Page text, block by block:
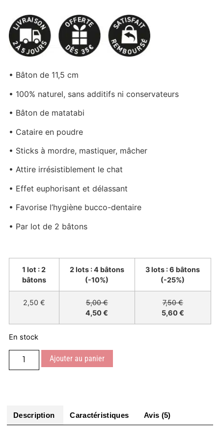
sur 5
basé
sur
notations
client
• Bâton de 11,5 cm
• 100% naturel, sans additifs ni conservateurs
• Bâton de matatabi
• Cataire en poudre
• Sticks à mordre, mastiquer, mâcher
• Attire irrésistiblement le chat
• Effet euphorisant et délassant
• Favorise l’hygiène bucco-dentaire
• Par lot de 2 bâtons
1 lot : 2
bâtons
2 lots : 4 bâtons
(-10%)
3 lots : 6 bâtons
(-25%)
2,50 €
5,00 €
4,50 €
7,50 €
5,60 €
En stock
Ajouter au panier
Description Caractéristiques Avis (5)